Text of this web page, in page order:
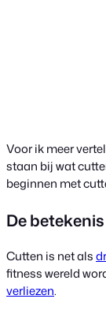
Voor ik meer
staan bij wat
beginnen met
De
Cutten is net als
fitness wereld
verliezen.